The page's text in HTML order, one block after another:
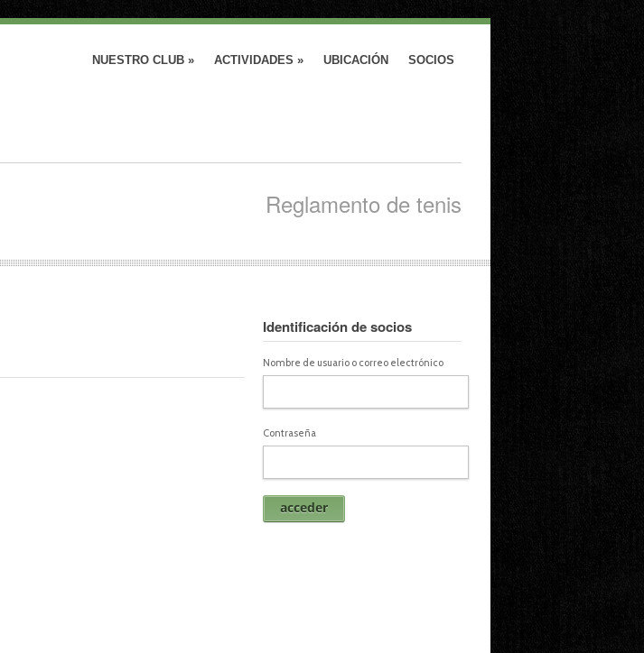
NUESTRO CLUB » ACTIVIDADES » UBICACIÓN SOCIOS
Reglamento de tenis
Identificación de socios
Nombre de usuario o correo electrónico
Contraseña